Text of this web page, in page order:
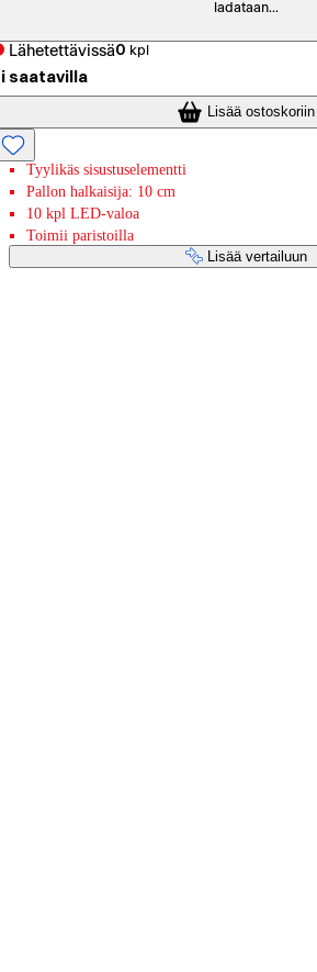
ladataan...
Lähetettävissä0 kpl
saatavilla
Lisää ostoskoriin
Tyylikäs sisustuselementti
Pallon halkaisija: 10 cm
10 kpl LED-valoa
Toimii paristoilla
Lisää vertailuun